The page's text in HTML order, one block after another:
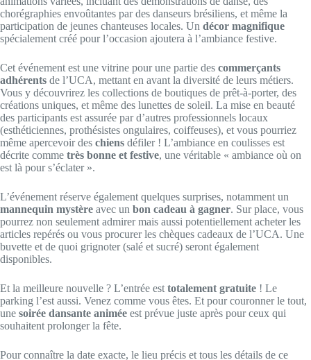
chorégraphies envoûtantes par des danseurs brésiliens, et même la
participation de jeunes chanteuses locales. Un décor magnifique
spécialement créé pour l’occasion ajoutera à l’ambiance festive.
Cet événement est une vitrine pour une partie des commerçants
adhérents de l’UCA, mettant en avant la diversité de leurs métiers.
Vous y découvrirez les collections de boutiques de prêt-à-porter, des
créations uniques, et même des lunettes de soleil. La mise en beauté
des participants est assurée par d’autres professionnels locaux
(esthéticiennes, prothésistes ongulaires, coiffeuses), et vous pourriez
même apercevoir des chiens défiler ! L’ambiance en coulisses est
décrite comme très bonne et festive, une véritable « ambiance où on
est là pour s’éclater ».
L’événement réserve également quelques surprises, notamment un
mannequin mystère avec un bon cadeau à gagner. Sur place, vous
pourrez non seulement admirer mais aussi potentiellement acheter les
articles repérés ou vous procurer les chèques cadeaux de l’UCA. Une
buvette et de quoi grignoter (salé et sucré) seront également
disponibles.
Et la meilleure nouvelle ? L’entrée est totalement gratuite ! Le
parking l’est aussi. Venez comme vous êtes. Et pour couronner le tout,
une soirée dansante animée est prévue juste après pour ceux qui
souhaitent prolonger la fête.
Pour connaître la date exacte, le lieu précis et tous les détails de ce